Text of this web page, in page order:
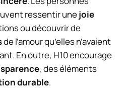
ressentir unejoie
ou découvrir de
de l’amour qu’elles n’avaient
En outre, H10 encourage
, des éléments
durable.